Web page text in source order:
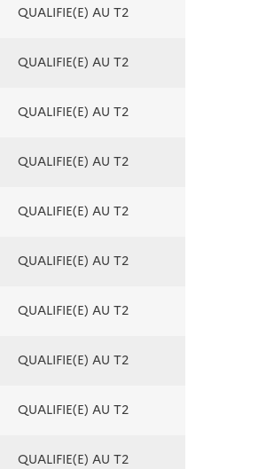
QUALIFIE(E) AU T2
QUALIFIE(E) AU T2
QUALIFIE(E) AU T2
QUALIFIE(E) AU T2
QUALIFIE(E) AU T2
QUALIFIE(E) AU T2
QUALIFIE(E) AU T2
QUALIFIE(E) AU T2
QUALIFIE(E) AU T2
QUALIFIE(E) AU T2